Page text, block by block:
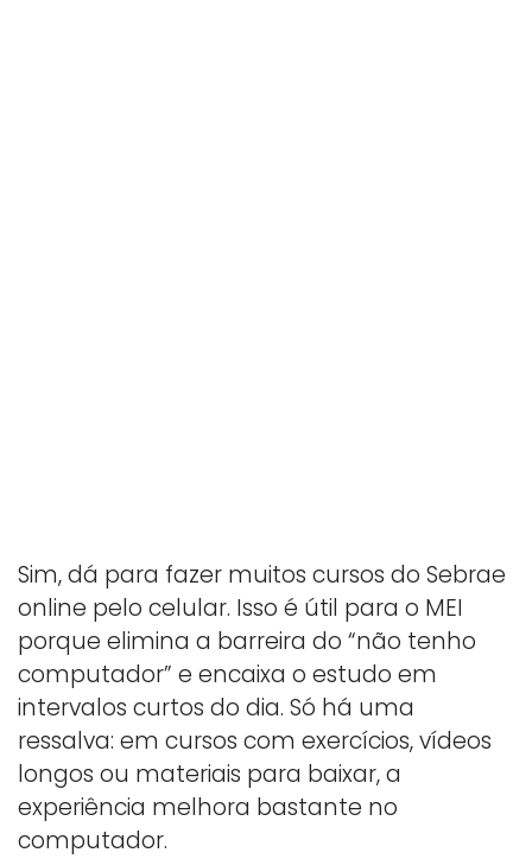
Sim, dá para fazer muitos cursos do Sebrae
online pelo celular. Isso é útil para o MEI
porque elimina a barreira do “não tenho
computador” e encaixa o estudo em
intervalos curtos do dia. Só há uma
ressalva: em cursos com exercícios, vídeos
longos ou materiais para baixar, a
experiência melhora bastante no
computador.